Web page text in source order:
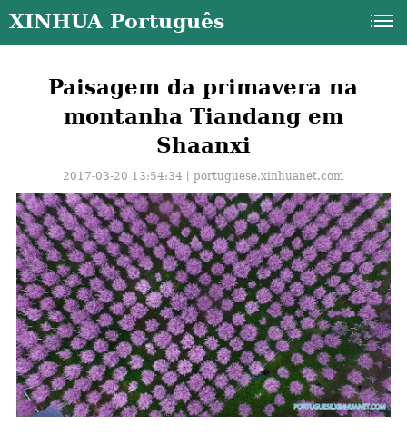
XINHUA Português
Paisagem da primavera na
montanha Tiandang em
Shaanxi
2017-03-20 13:54:34丨portuguese.xinhuanet.com